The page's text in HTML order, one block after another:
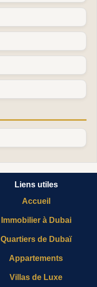
Liens utiles
Accueil
Immobilier à Dubai
Quartiers de Dubaï
Appartements
Villas de Luxe